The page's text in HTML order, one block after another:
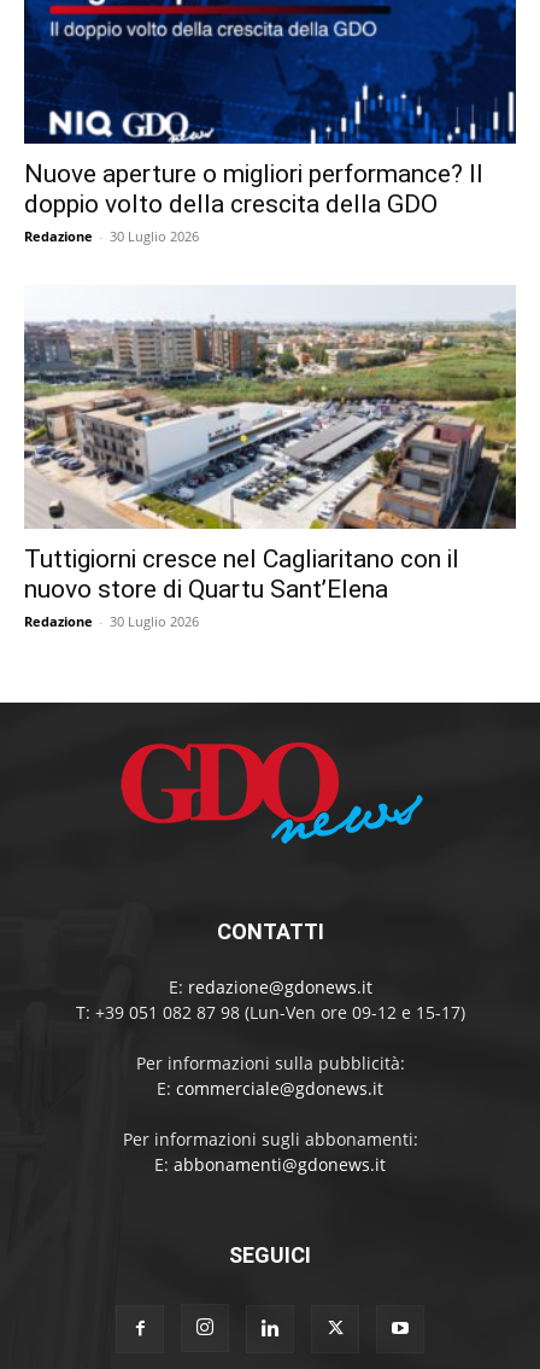
Nuove aperture o migliori performance? Il
doppio volto della crescita della GDO
Redazione - 30 Luglio 2026
Tuttigiorni cresce nel Cagliaritano con il
nuovo store di Quartu Sant’Elena
Redazione - 30 Luglio 2026
CONTATTI
E: redazione@gdonews.it
T: +39 051 082 87 98 (Lun-Ven ore 09-12 e 15-17)
Per informazioni sulla pubblicità:
E: commerciale@gdonews.it
Per informazioni sugli abbonamenti:
E: abbonamenti@gdonews.it
SEGUICI